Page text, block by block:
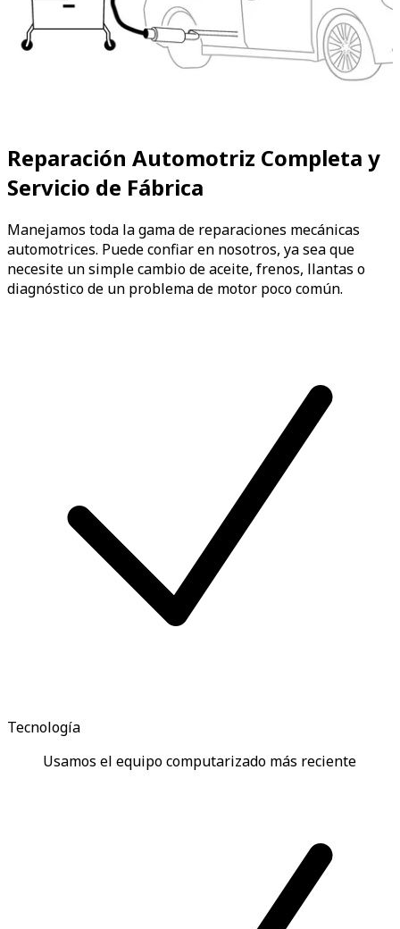
Reparación Automotriz Completa y
Servicio de Fábrica
Manejamos toda la gama de reparaciones mecánicas
automotrices. Puede confiar en nosotros, ya sea que
necesite un simple cambio de aceite, frenos, llantas o
diagnóstico de un problema de motor poco común.
Tecnología
Usamos el equipo computarizado más reciente